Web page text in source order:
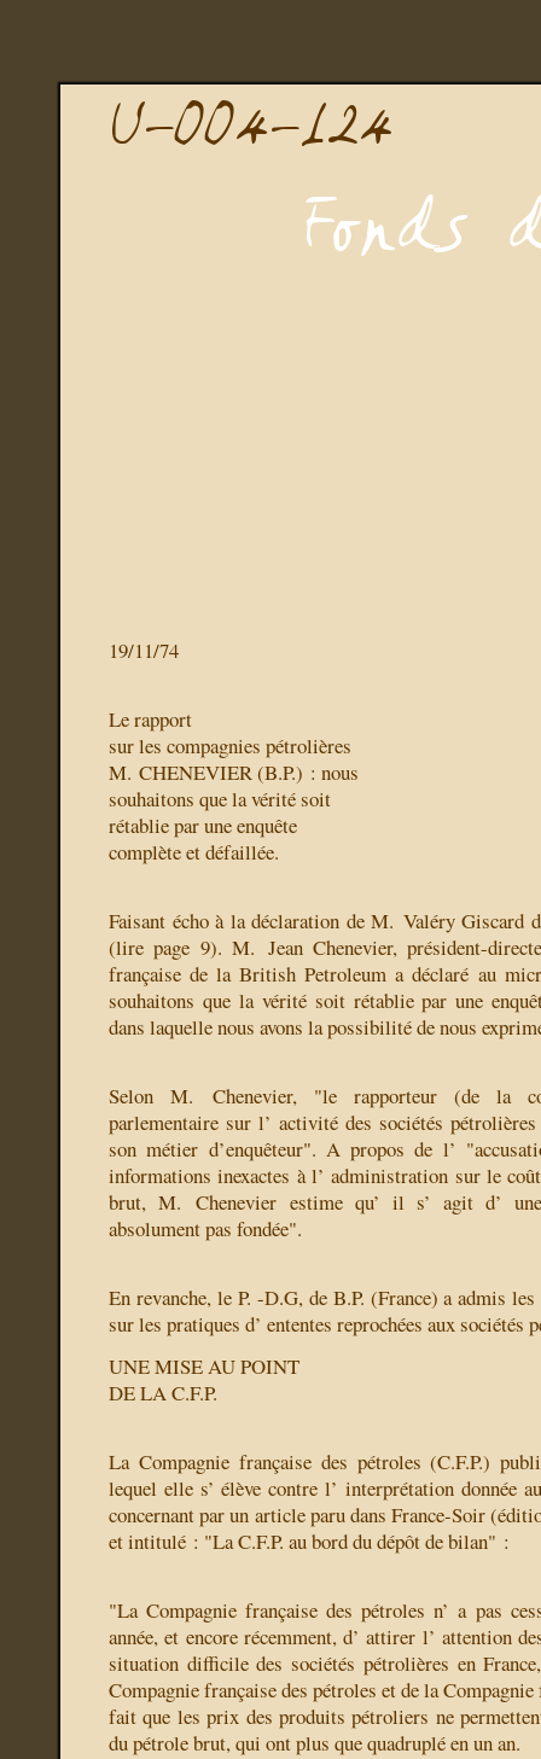
19/11/74
Le rapport
sur les compagnies pétrolières
M. CHENEVIER (B.P.) : nous
souhaitons que la vérité soit
rétablie par une enquête
complète et défaillée.
Faisant écho à la déclaration de M. Valéry Giscard
(lire page 9). M. Jean Chenevier, président-
française de la British Petroleum a déclaré au
souhaitons que la vérité soit rétablie par une
dans laquelle nous avons la possibilité de nous
Selon M. Chenevier, "le rapporteur (de la
parlementaire sur l’ activité des sociétés
son métier d’enquêteur". A propos de l’
informations inexactes à l’ administration sur le
brut, M. Chenevier estime qu’ il s’ agit d’
absolument pas fondée".
En revanche, le P. -D.G, de B.P. (France) a admis
sur les pratiques d’ ententes reprochées aux sociétés
UNE MISE AU POINT
DE LA C.F.P.
La Compagnie française des pétroles (C.F.P.)
lequel elle s’ élève contre l’ interprétation donnée
concernant par un article paru dans France-Soir
et intitulé : "La C.F.P. au bord du dépôt de bilan" :
"La Compagnie française des pétroles n’ a pas
année, et encore récemment, d’ attirer l’ attention
situation difficile des sociétés pétrolières en
Compagnie française des pétroles et de la
fait que les prix des produits pétroliers ne
du pétrole brut, qui ont plus que quadruplé en un an.